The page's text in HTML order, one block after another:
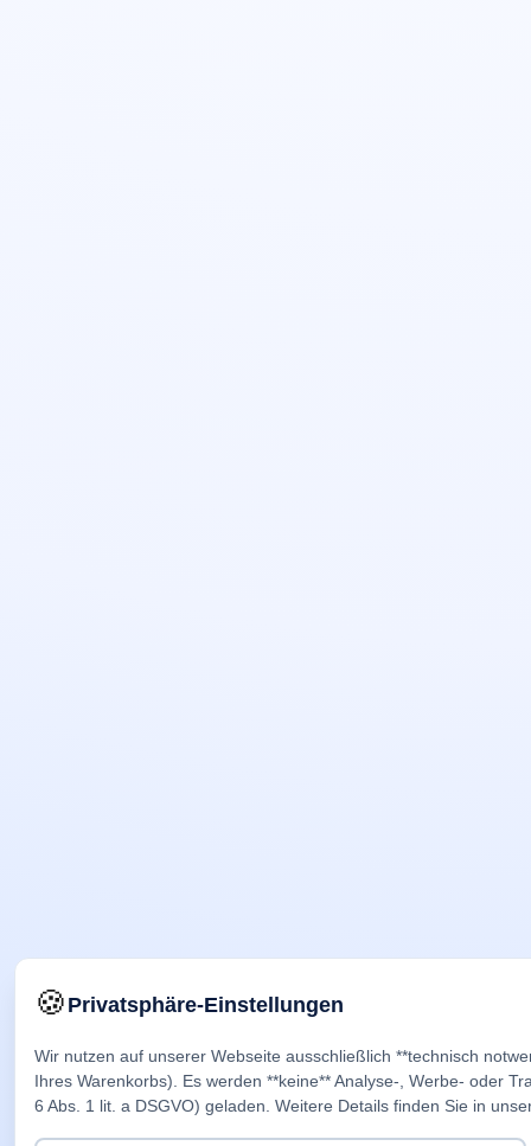
🍪Privatsphäre-Einstellungen
Wir nutzen auf unserer Webseite ausschließlich **technisch
Ihres Warenkorbs). Es werden **keine** Analyse-, Werbe- oder
6 Abs. 1 lit. a DSGVO) geladen. Weitere Details finden Sie in